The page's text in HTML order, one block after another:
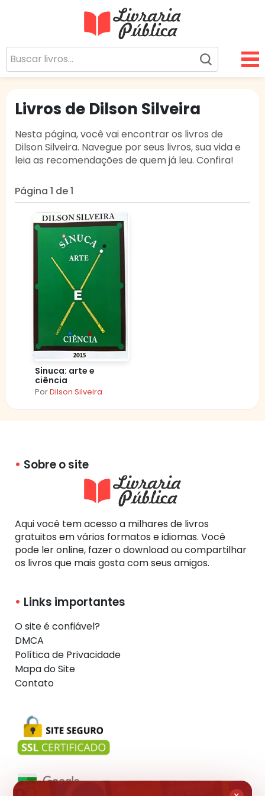
Sua Biblioteca Virtual Gratuita
Livros de Dilson Silveira
Nesta página, você vai encontrar os livros de
Dilson Silveira. Navegue por seus livros, sua vida e
leia as recomendações de quem já leu. Confira!
Página 1 de 1
Sinuca: arte e
ciência
PorDilson Silveira
Sobre o site
Aqui você tem acesso a milhares de livros
gratuitos em vários formatos e idiomas. Você
pode ler online, fazer o download ou compartilhar
os livros que mais gosta com seus amigos.
Links importantes
O site é confiável?
DMCA
Política de Privacidade
Mapa do Site
Contato